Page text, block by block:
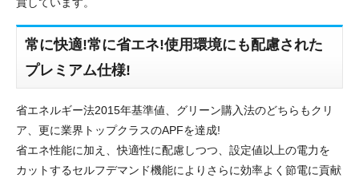
賞しています。
常に快適!常に省エネ!使用環境にも配慮された
プレミアム仕様!
省エネルギー法2015年基準値、グリーン購入法のどちらもクリ
ア、更に業界トップクラスのAPFを達成!
省エネ性能に加え、快適性に配慮しつつ、設定値以上の電力を
カットするセルフデマンド機能によりさらに効率よく節電に貢献